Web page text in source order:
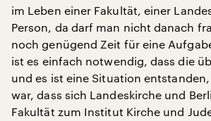
im Leben einer Fakultät, einer
Person, da darf man nicht danach
noch genügend Zeit für eine
ist es einfach notwendig, dass die
und es ist eine Situation
war, dass sich Landeskirche und
Fakultät zum Institut Kirche und